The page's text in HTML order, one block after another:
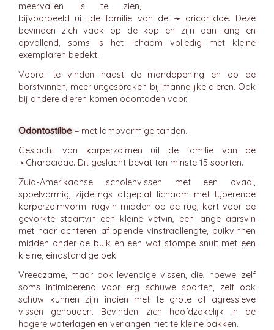
meervallen is te zien,
bijvoorbeeld uit de familie van de ➛Loricariidae. Deze
bevinden zich vaak op de kop en zijn dan lang en
opvallend, soms is het lichaam volledig met kleine
exemplaren bedekt.
Vooral te vinden naast de mondopening en op de
borstvinnen, meer uitgesproken bij mannelijke dieren. Ook
bij andere dieren komen odontoden voor.
Odontostílbe = met lampvormige tanden.
Geslacht van karperzalmen uit de familie van de
➛Characidae. Dit geslacht bevat ten minste 15 soorten.
Zuid-Amerikaanse scholenvissen met een ovaal,
spoelvormig, zijdelings afgeplat lichaam met typerende
karperzalmvorm: rugvin midden op de rug, kort voor de
gevorkte staartvin een kleine vetvin, een lange aarsvin
met naar achteren aflopende vinstraallengte, buikvinnen
midden onder de buik en een wat stompe snuit met een
kleine, eindstandige bek.
Vreedzame, maar ook levendige vissen, die, hoewel zelf
soms intimiderend voor erg schuwe soorten, zelf ook
schuw kunnen zijn indien met te grote of agressieve
vissen gehouden. Bevinden zich hoofdzakelijk in de
hogere waterlagen en verlangen niet te kleine bakken.